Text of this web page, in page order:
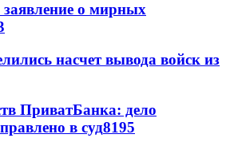
заявление о мирных
насчет вывода войск из
ПриватБанка: дело
в суд8195